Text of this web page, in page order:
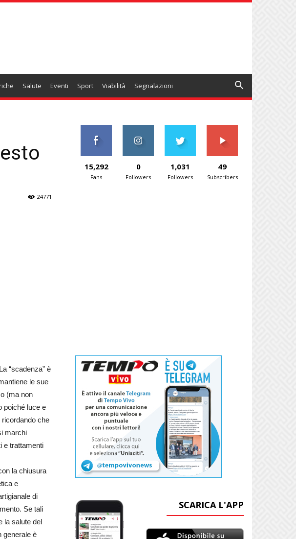
Salute Eventi Sport Viabilità Segnalazioni
24771
“scadenza” è
le sue
(ma non
poiché luce e
che
marchi
e trattamenti
la chiusura
e
di
Se tali
la salute del
generale è
15,292
Fans
0
Followers
1,031
Followers
49
Subscribers
SCARICA L'APP